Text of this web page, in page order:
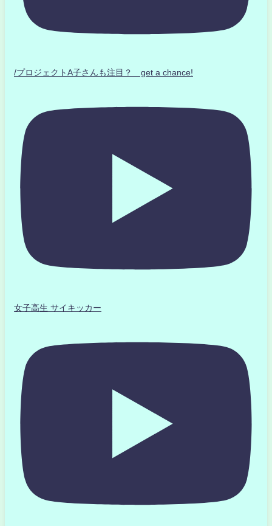
/プロジェクトA子さんも注目？ get a chance!
女子高生 サイキッカー